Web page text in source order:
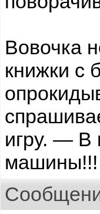
Вовочка
книжки с
игру. — В
машины!!!